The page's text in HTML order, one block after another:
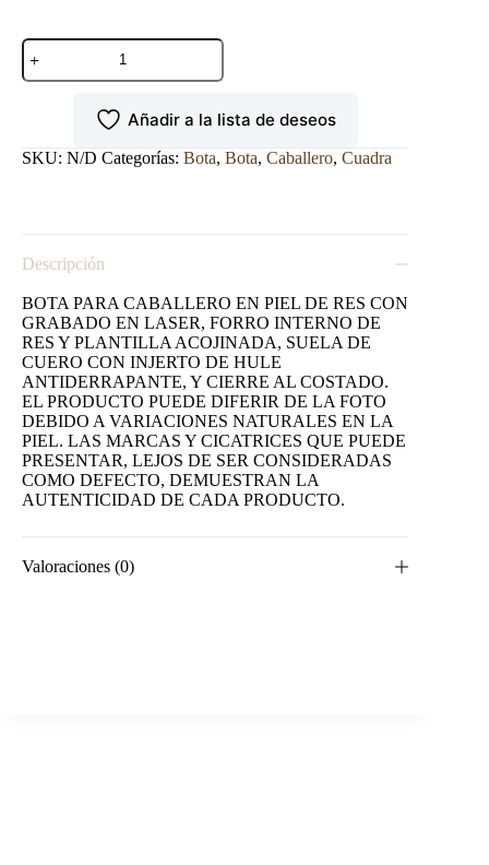
BOTA
CUADRA
EN
CON
Añadir a la lista de deseos
SKU: N/D Categorías: Bota, Bota, Caballero, Cuadra
Descripción
BOTA PARA CABALLERO EN PIEL DE RES CON
GRABADO EN LASER, FORRO INTERNO DE
RES Y PLANTILLA ACOJINADA, SUELA DE
CUERO CON INJERTO DE HULE
ANTIDERRAPANTE, Y CIERRE AL COSTADO.
EL PRODUCTO PUEDE DIFERIR DE LA FOTO
DEBIDO A VARIACIONES NATURALES EN LA
PIEL. LAS MARCAS Y CICATRICES QUE PUEDE
PRESENTAR, LEJOS DE SER CONSIDERADAS
COMO DEFECTO, DEMUESTRAN LA
AUTENTICIDAD DE CADA PRODUCTO.
Valoraciones (0)